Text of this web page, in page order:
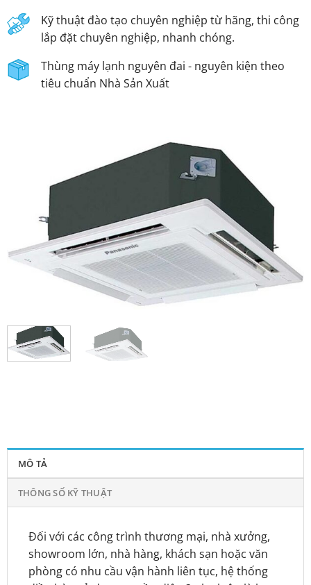
MÔ TẢ
THÔNG SỐ KỸ THUẬT
Đối với các công trình thương mại, nhà xưởng,
showroom lớn, nhà hàng, khách sạn hoặc văn
phòng có nhu cầu vận hành liên tục, hệ thống
Kỹ thuật đào tạo chuyên nghiệp từ hãng, thi công
lắp đặt chuyên nghiệp, nhanh chóng.
Thùng máy lạnh nguyên đai - nguyên kiện theo
tiêu chuẩn Nhà Sản Xuất